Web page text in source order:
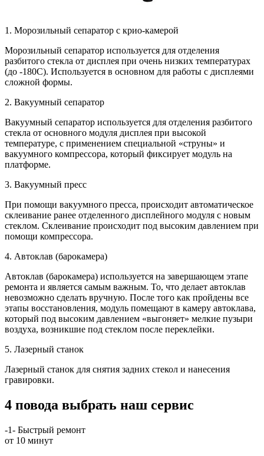
1. Морозильный сепаратор с крио-камерой
Морозильный сепаратор используется для отделения
разбитого стекла от дисплея при очень низких температурах
(до -180С). Используется в основном для работы с дисплеями
сложной формы.
2. Вакуумный сепаратор
Вакуумный сепаратор используется для отделения разбитого
стекла от основного модуля дисплея при высокой
температуре, с применением специальной «струны» и
вакуумного компрессора, который фиксирует модуль на
платформе.
3. Вакуумный пресс
При помощи вакуумного пресса, происходит автоматическое
склеивание ранее отделенного дисплейного модуля с новым
стеклом. Склеивание происходит под высоким давлением при
помощи компрессора.
4. Автоклав (барокамера)
Автоклав (барокамера) используется на завершающем этапе
ремонта и является самым важным. То, что делает автоклав
невозможно сделать вручную. После того как пройдены все
этапы восстановления, модуль помещают в камеру автоклава,
который под высоким давлением «выгоняет» мелкие пузыри
воздуха, возникшие под стеклом после переклейки.
5. Лазерный станок
Лазерный станок для снятия задних стекол и нанесения
гравировки.
4 повода выбрать наш сервис
-1- Быстрый ремонт
от 10 минут